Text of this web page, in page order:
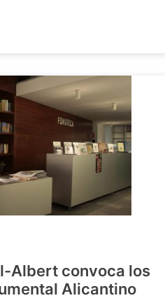
Albert convoca los
Alicantino